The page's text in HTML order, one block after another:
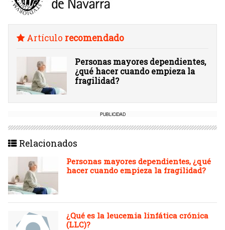
Artículo recomendado
Personas mayores dependientes,
¿qué hacer cuando empieza la
fragilidad?
PUBLICIDAD
Relacionados
Personas mayores dependientes, ¿qué
hacer cuando empieza la fragilidad?
¿Qué es la leucemia linfática crónica
(LLC)?